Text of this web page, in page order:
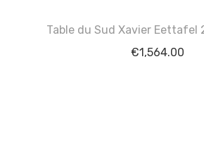
Table du Sud Xavier Eettafel
€1,564.00